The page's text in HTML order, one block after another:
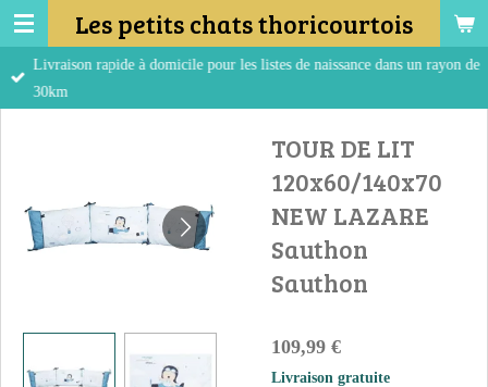
Passer
au
contenu
Les petits chats thoricourtois
Livraison rapide à domicile pour les listes de naissance dans un rayon de
30km
TOUR DE LIT
120x60/140x70
NEW LAZARE
Sauthon
Sauthon
109,99 €
Livraison gratuite